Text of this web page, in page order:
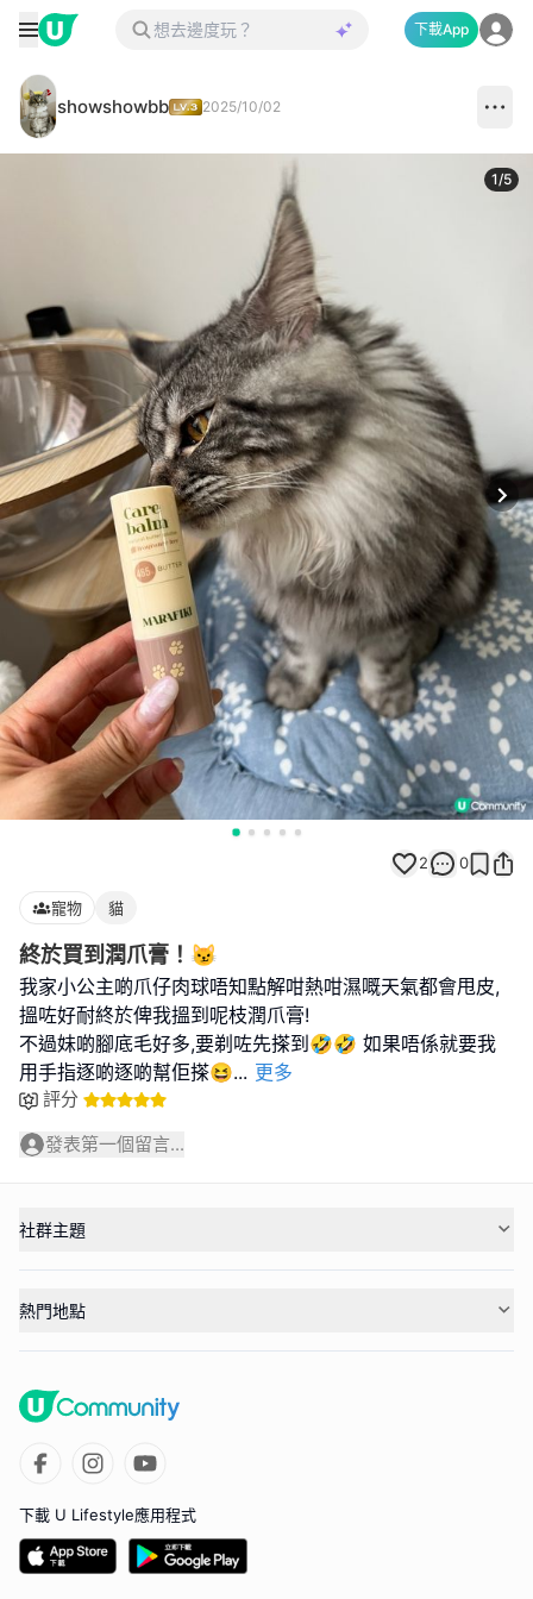
下載App
showshowbb 2025/10/02
1/5
2 0
寵物 貓
終於買到潤爪膏！😼
我家小公主啲爪仔肉球唔知點解咁熱咁濕嘅天氣都會甩皮,
搵咗好耐終於俾我搵到呢枝潤爪膏!
不過妹啲腳底毛好多,要剃咗先搽到🤣🤣 如果唔係就要我
用手指逐啲逐啲幫佢搽😆... 更多
評分
發表第一個留言...
社群主題
熱門地點
下載 U Lifestyle應用程式